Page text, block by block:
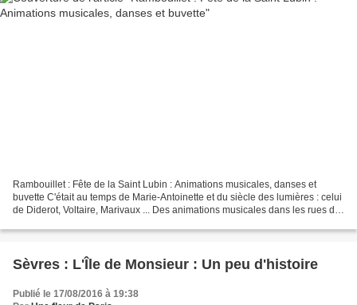
Rambouillet : Fête de la Saint Lubin : Animations musicales, danses et
buvette C'était au temps de Marie-Antoinette et du siècle des lumières : celui
de Diderot, Voltaire, Marivaux ... Des animations musicales dans les rues de
Sèvres : L'Île de Monsieur : Un peu d'histoire
Publié le 17/08/2016 à 19:38